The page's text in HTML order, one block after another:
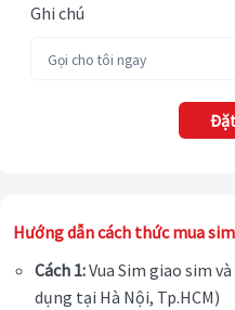
Ghi chú
Hướng dẫn cách thức mua
Cách 1:Vua Sim giao sim
dụng tại Hà Nội, Tp.HCM)